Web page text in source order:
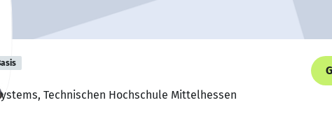
Technischen Hochschule Mittelhessen